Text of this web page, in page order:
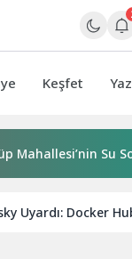
Keşfet
Su Sorunu
Uyardı: Docker